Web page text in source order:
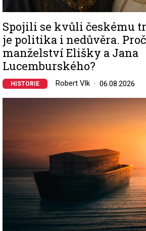
Spojili se kvůli českému
je politika i nedůvěra.
manželství Elišky a Jana
Lucemburského?
HISTORIE Robert Vlk 06.08.2026